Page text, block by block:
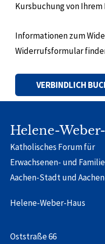
Kursbuchung von Ihrem
Informationen zum
Widerrufsformular
Helene-
Katholisches Forum für
Erwachsenen- und
Aachen-Stadt und
Helene-Weber-Haus
Oststraße 66